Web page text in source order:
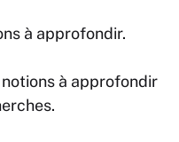
à approfondir.
à approfondir